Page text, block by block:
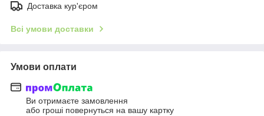
Доставка кур'єром
Всі умови доставки
Умови оплати
Ви отримаєте замовлення
або гроші повернуться на вашу картку